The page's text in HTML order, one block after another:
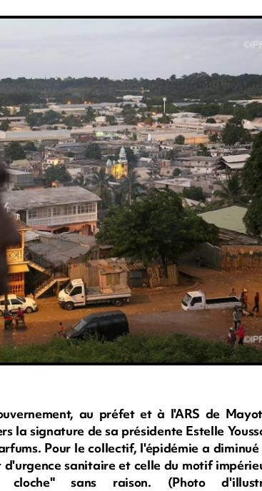
au préfet et à l'ARS de
la signature de sa présidente Estelle
Pour le collectif, l'épidémie a diminué
sanitaire et celle du motif
sans raison. (Photo